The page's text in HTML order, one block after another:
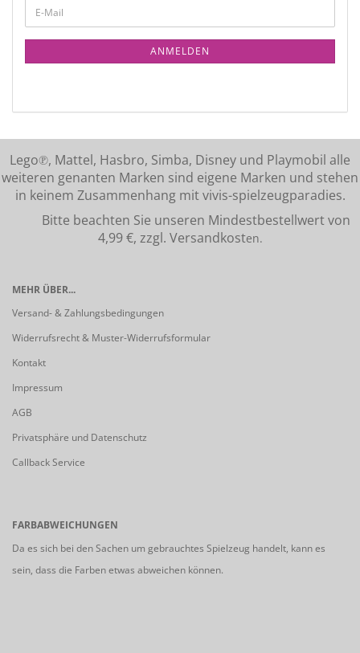
ANMELDEN
Lego℗, Mattel, Hasbro, Simba, Disney und Playmobil alle
weiteren genanten Marken sind eigene Marken und stehen
in keinem Zusammenhang mit vivis-spielzeugparadies.
Bitte beachten Sie unseren Mindestbestellwert von
4,99 €, zzgl. Versandkosten.
MEHR ÜBER...
Versand- & Zahlungsbedingungen
Widerrufsrecht & Muster-Widerrufsformular
Kontakt
Impressum
AGB
Privatsphäre und Datenschutz
Callback Service
FARBABWEICHUNGEN
Da es sich bei den Sachen um gebrauchtes Spielzeug handelt, kann es
sein, dass die Farben etwas abweichen können.